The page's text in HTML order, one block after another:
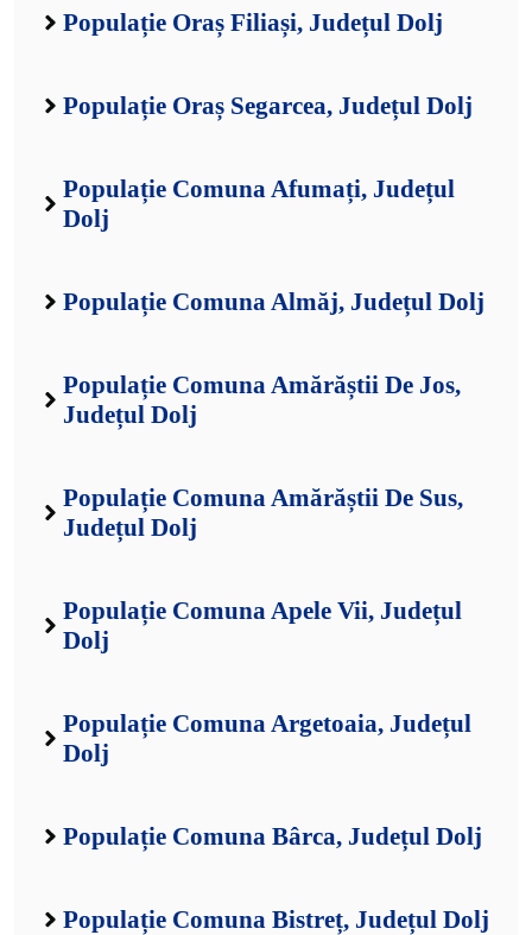
Populație Oraș Filiași, Județul Dolj
Populație Oraș Segarcea, Județul Dolj
Populație Comuna Afumați, Județul
Dolj
Populație Comuna Almăj, Județul Dolj
Populație Comuna Amărăștii De Jos,
Județul Dolj
Populație Comuna Amărăștii De Sus,
Județul Dolj
Populație Comuna Apele Vii, Județul
Dolj
Populație Comuna Argetoaia, Județul
Dolj
Populație Comuna Bârca, Județul Dolj
Populație Comuna Bistreț, Județul Dolj